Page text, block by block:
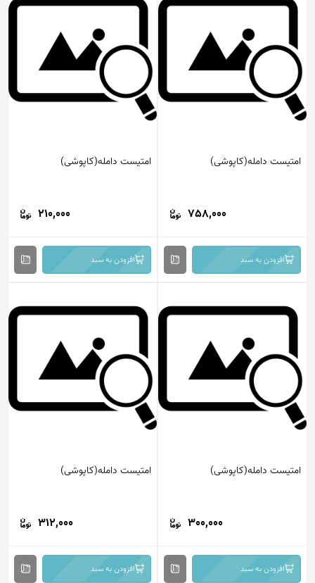
امتیست دامله(کاپوشی)
758,000
افزودن به سبد
امتیست دامله(کاپوشی)
210,000
افزودن به سبد
امتیست دامله(کاپوشی)
300,000
افزودن به سبد
امتیست دامله(کاپوشی)
312,000
افزودن به سبد